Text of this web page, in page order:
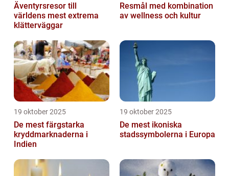
Äventyrsresor till
världens mest extrema
klätterväggar
Resmål med kombination
av wellness och kultur
19 oktober 2025
De mest färgstarka
kryddmarknaderna i
Indien
19 oktober 2025
De mest ikoniska
stadssymbolerna i Europa